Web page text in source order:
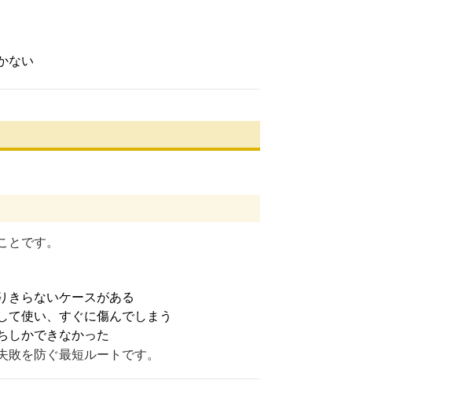
ない
とです。
きらないケースがある
て使い、すぐに傷んでしまう
しかできなかった
を防ぐ最短ルートです。